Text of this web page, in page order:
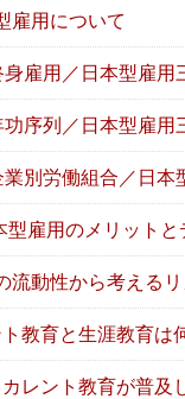
雇用について
身雇用／日本型雇
功序列／日本型雇
業別労働組合／日
型雇用のメリットと
流動性から考える
教育と生涯教育は
カレント教育が普及